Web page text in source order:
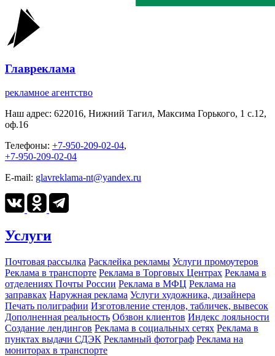
Главреклама
рекламное агентство
Наш адрес: 622016, Нижний Тагил, Максима Горького, 1 c.12,
оф.16
Телефоны: +7-950-209-02-04,
+7-950-209-02-04
E-mail: glavreklama-nt@yandex.ru
Услуги
Почтовая рассылка Расклейка рекламы Услуги промоутеров
Реклама в транспорте Реклама в Торговых Центрах Реклама в
отделениях Почты России Реклама в МФЦ Реклама на
заправках Наружная реклама Услуги художника, дизайнера
Печать полиграфии Изготовление стендов, табличек, вывесок
Дополненная реальность Обзвон клиентов Индекс лояльности
Создание лендингов Реклама в социальных сетях Реклама в
пунктах выдачи СДЭК Рекламный фотограф Реклама на
мониторах в транспорте